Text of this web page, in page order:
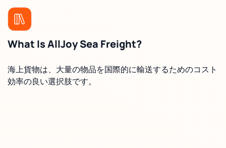
What Is AllJoy Sea Freight?
海上貨物は、大量の物品を国際的に輸送するためのコスト
効率の良い選択肢です。